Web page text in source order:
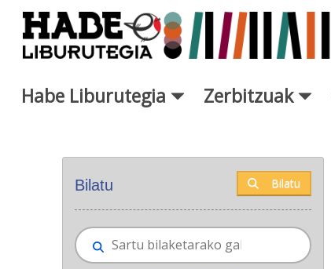
Eduki nagusira joan
Habe Liburutegia Zerbitzuak
Bilatu Bilatu